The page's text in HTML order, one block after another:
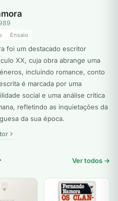
Ensaio
foi um destacado escritor
XX, cuja obra abrange uma
incluindo romance, conto
é marcada por uma
social e uma análise crítica
refletindo as inquietações da
da sua época.
Ver todos →